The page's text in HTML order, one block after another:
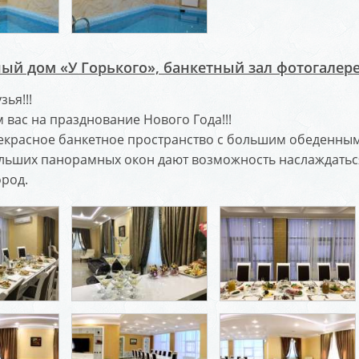
дом «У Горького», банкетный зал
на празднование Нового Года!!!
банкетное пространство с большим
панорамных окон дают возможность